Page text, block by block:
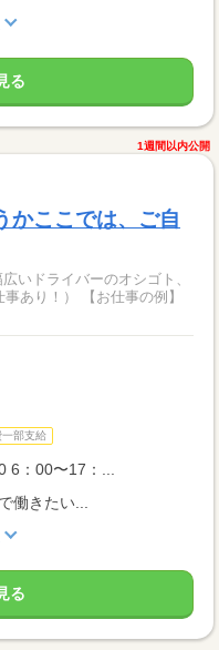
る
1週間以内公開
かここでは、ご自
いドライバーのオシゴト、
お仕事の例】
一部支給
：00〜17：...
働きたい...
る